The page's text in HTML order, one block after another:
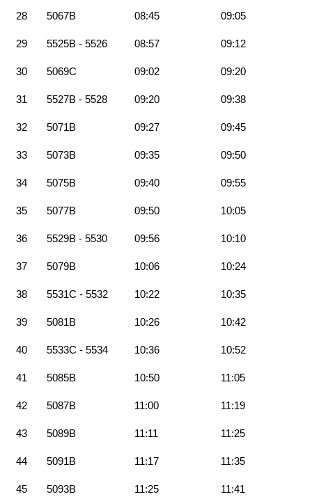
28 5067B 08:45 09:05
29 5525B - 5526 08:57 09:12
30 5069C 09:02 09:20
31 5527B - 5528 09:20 09:38
32 5071B 09:27 09:45
33 5073B 09:35 09:50
34 5075B 09:40 09:55
35 5077B 09:50 10:05
36 5529B - 5530 09:56 10:10
37 5079B 10:06 10:24
38 5531C - 5532 10:22 10:35
39 5081B 10:26 10:42
40 5533C - 5534 10:36 10:52
41 5085B 10:50 11:05
42 5087B 11:00 11:19
43 5089B 11:11 11:25
44 5091B 11:17 11:35
45 5093B 11:25 11:41